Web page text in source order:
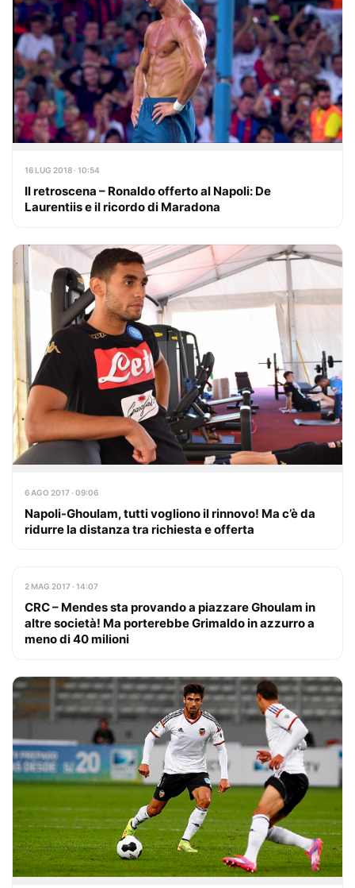
16 LUG 2018 · 10:54
Il retroscena – Ronaldo offerto al Napoli: De
Laurentiis e il ricordo di Maradona
6 AGO 2017 · 09:06
Napoli-Ghoulam, tutti vogliono il rinnovo! Ma c’è da
ridurre la distanza tra richiesta e offerta
2 MAG 2017 · 14:07
CRC – Mendes sta provando a piazzare Ghoulam in
altre società! Ma porterebbe Grimaldo in azzurro a
meno di 40 milioni